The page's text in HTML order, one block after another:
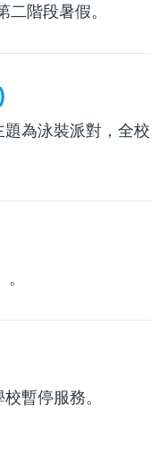
階段暑假。
為泳裝派對，全校
暫停服務。